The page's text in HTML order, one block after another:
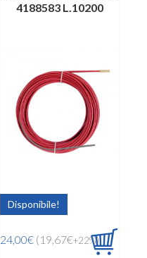
4188583 L.10200
Disponibile!
24,00€ (19,67€+22%)